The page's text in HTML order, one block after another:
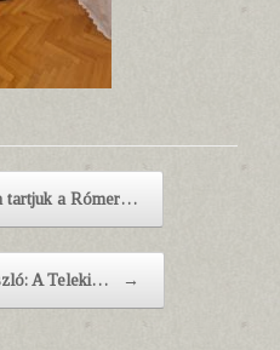
tartjuk a Rómer…
A Teleki… →